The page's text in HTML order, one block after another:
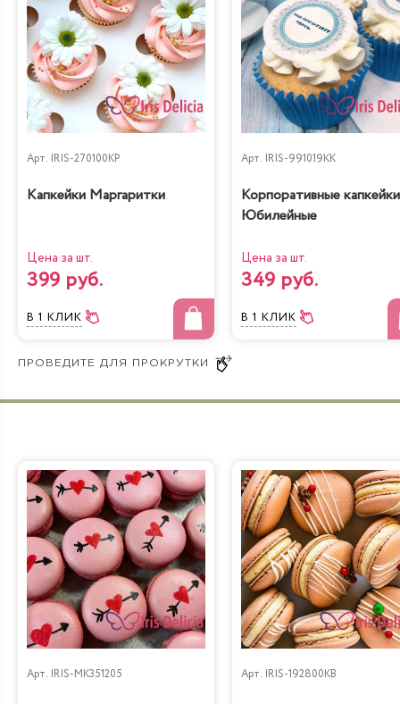
Арт. IRIS-270100KP
Капкейки Маргаритки
Цена за шт.
399 руб.
В 1 КЛИК
Арт. IRIS-991019KK
Корпоративные капкейки
Юбилейные
Цена за шт.
349 руб.
В 1 КЛИК
Арт. IRIS-MK351205 Арт. IRIS-192800KB